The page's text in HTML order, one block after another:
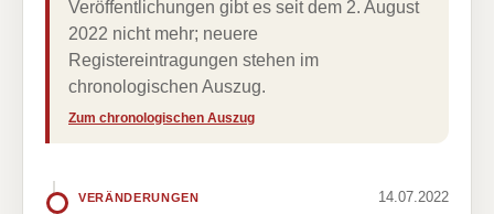
Veröffentlichungen gibt es seit dem 2. August
2022 nicht mehr; neuere
Registereintragungen stehen im
chronologischen Auszug.
Zum chronologischen Auszug
VERÄNDERUNGEN 14.07.2022